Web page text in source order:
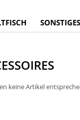
SONSTIGES
keine Artikel